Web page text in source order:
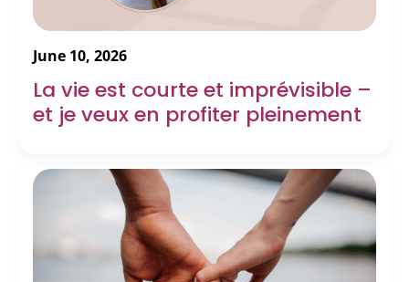
June 10, 2026
La vie est courte et imprévisible –
et je veux en profiter pleinement